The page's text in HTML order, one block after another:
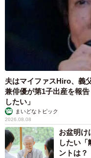
旦那の年収や住んでいる階数
ーもし、グラハム子さ
合、どのような心情に
私もきっと舞のように
な判断ができなくなっ
去に似たようなシチュ
夫はマイファスHiro、義
兼俳優が第1子出産を報
したい」
まいどなトピック
2026.08.08
お盆明
したい「
ントは？